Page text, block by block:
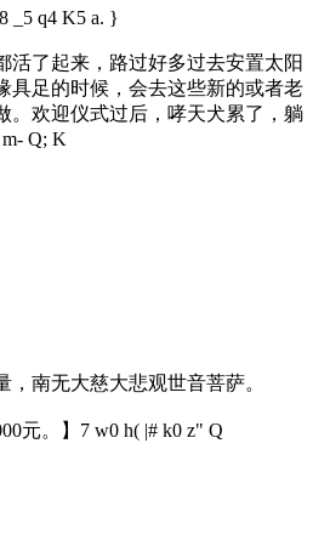
_5 q4 K5 a. }
活了起来，路过好多过去安置太阳
具足的时候，会去这些新的或者老
。欢迎仪式过后，哮天犬累了，躺
Q; K
南无大慈大悲观世音菩萨。
元。】 7 w0 h( |# k0 z" Q